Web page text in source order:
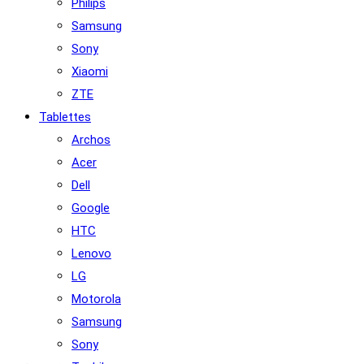
Philips
Samsung
Sony
Xiaomi
ZTE
Tablettes
Archos
Acer
Dell
Google
HTC
Lenovo
LG
Motorola
Samsung
Sony